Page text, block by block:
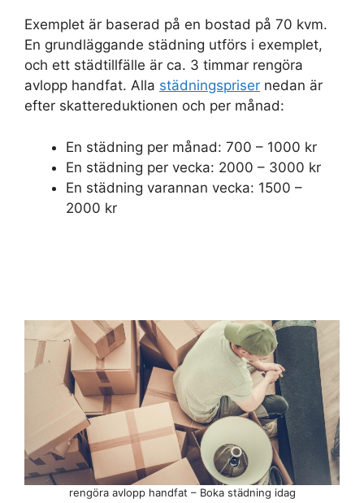
Exemplet är baserad på en bostad på 70 kvm.
En grundläggande städning utförs i exemplet,
och ett städtillfälle är ca. 3 timmar rengöra
avlopp handfat. Alla städningspriser nedan är
efter skattereduktionen och per månad:
En städning per månad: 700 – 1000 kr
En städning per vecka: 2000 – 3000 kr
En städning varannan vecka: 1500 –
2000 kr
rengöra avlopp handfat – Boka städning idag